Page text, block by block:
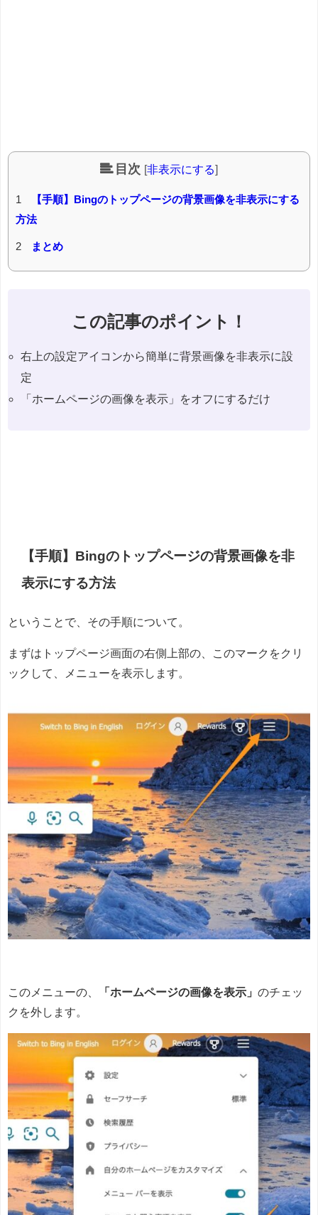
目次 [非表示にする]
1
【手順】Bingのトップページの背景画像を非表示にする
方法
2 まとめ
この記事のポイント！
右上の設定アイコンから簡単に背景画像を非表示に設
定
「ホームページの画像を表示」をオフにするだけ
【手順】Bingのトップページの背景画像を非
表示にする方法
ということで、その手順について。
まずはトップページ画面の右側上部の、このマークをクリ
ックして、メニューを表示します。
このメニューの、 「ホームページの画像を表示」 のチェッ
クを外します。